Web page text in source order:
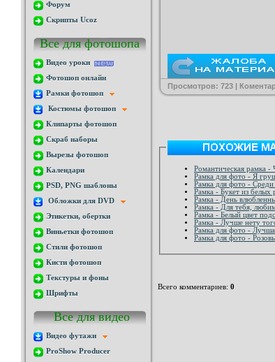
Форум
Скрипты Ucoz
Все для фотошопа
Видео уроки
Фотошоп онлайн
Рамки фотошоп
Костюмы фотошоп
Клипарты фотошоп
Скраб наборы
Вырезы фотошоп
Календари
PSD, PNG шаблоны
Обложки для DVD
Этикетки, обертки
Виньетки фотошоп
Стили фотошоп
Кисти фотошоп
Текстуры и фоны
Шрифты
Все для видео
Видео футажи
ProShow Producer
Просмотров: 723 |
Романтическая рамка -
Рамка для фото - Я
Рамка для фото -
Рамка - Букет из белых
Рамка - День
Рамка - Для тебя,
Рамка - Белый цвет
Рамка - Лучше нету
Рамка для фото -
Рамка для фото -
Всего комментариев: 0